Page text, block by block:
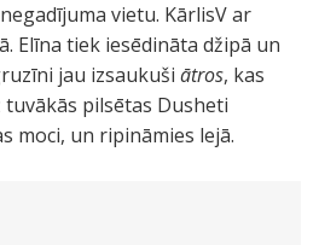
vietu. KārlisV ar
Elīna tiek iesēdināta džipā un
jau izsaukuši ātros, kas
pilsētas Dusheti
moci, un ripināmies lejā.